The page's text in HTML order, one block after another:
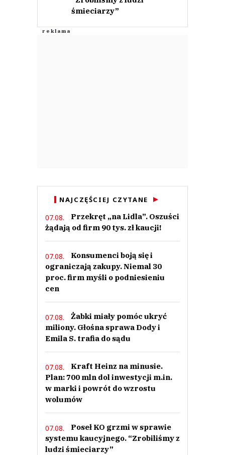
śmieciarzy”
NAJCZĘŚCIEJ CZYTANE
07.08.
Przekręt „na Lidla”. Oszuści
żądają od firm 90 tys. zł kaucji!
07.08.
Konsumenci boją się i
ograniczają zakupy. Niemal 30
proc. firm myśli o podniesieniu
cen
07.08.
Żabki miały pomóc ukryć
miliony. Głośna sprawa Dody i
Emila S. trafia do sądu
07.08.
Kraft Heinz na minusie.
Plan: 700 mln dol inwestycji m.in.
w marki i powrót do wzrostu
wolumów
07.08.
Poseł KO grzmi w sprawie
systemu kaucyjnego. “Zrobiliśmy z
ludzi śmieciarzy”